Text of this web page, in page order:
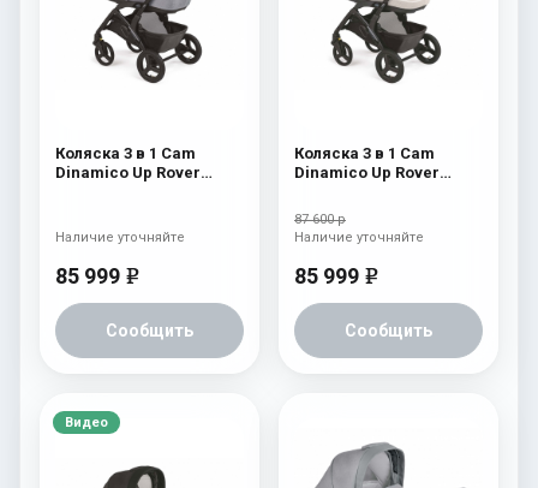
Коляска 3 в 1 Cam
Dinamico Up Rover
85 999 e
Сообщить
Наличие уточняйте
Коляска 3 в 1 Cam
Dinamico Up Rover
87 600 р
85 999 e
Сообщить
Наличие уточняйте
Видео